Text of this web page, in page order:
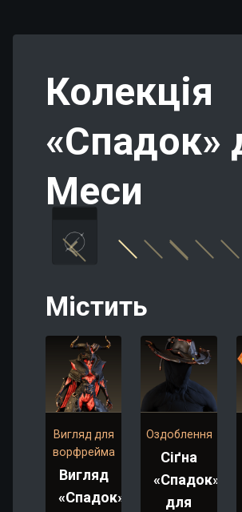
Колекція
«Спадок»
Меси
Містить
Вигляд для
ворфрейма
Вигляд
«Спадок»
Оздоблення
Сіґна
«Спадок»
для